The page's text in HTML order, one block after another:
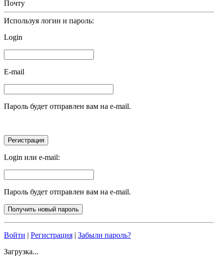
Почту
Используя логин и пароль:
Login
E-mail
Пароль будет отправлен вам на e-mail.
Login или e-mail:
Пароль будет отправлен вам на e-mail.
Войти | Регистрация | Забыли пароль?
Загрузка...